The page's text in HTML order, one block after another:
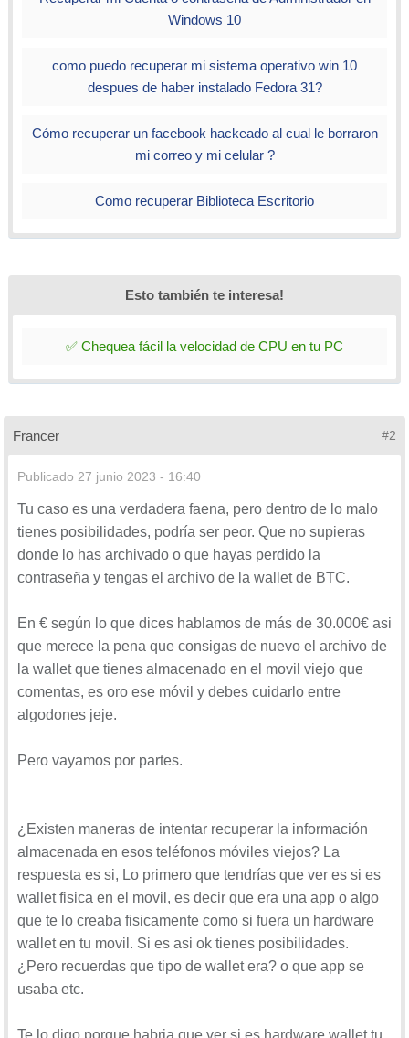
Windows 10
como puedo recuperar mi sistema operativo win 10
despues de haber instalado Fedora 31?
Cómo recuperar un facebook hackeado al cual le borraron
mi correo y mi celular ?
Como recuperar Biblioteca Escritorio
Esto también te interesa!
✅ Chequea fácil la velocidad de CPU en tu PC
Francer #2
Publicado 27 junio 2023 - 16:40
Tu caso es una verdadera faena, pero dentro de lo malo
tienes posibilidades, podría ser peor. Que no supieras
donde lo has archivado o que hayas perdido la
contraseña y tengas el archivo de la wallet de BTC.
En € según lo que dices hablamos de más de 30.000€ asi
que merece la pena que consigas de nuevo el archivo de
la wallet que tienes almacenado en el movil viejo que
comentas, es oro ese móvil y debes cuidarlo entre
algodones jeje.
Pero vayamos por partes.
¿Existen maneras de intentar recuperar la información
almacenada en esos teléfonos móviles viejos? La
respuesta es si, Lo primero que tendrías que ver es si es
wallet fisica en el movil, es decir que era una app o algo
que te lo creaba fisicamente como si fuera un hardware
wallet en tu movil. Si es asi ok tienes posibilidades.
¿Pero recuerdas que tipo de wallet era? o que app se
usaba etc.
Te lo digo porque habria que ver si es hardware wallet tu